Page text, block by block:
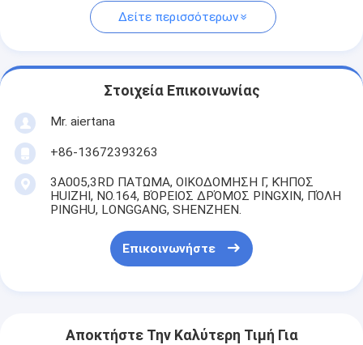
Δείτε περισσότερων
Στοιχεία Επικοινωνίας
Mr. aiertana
+86-13672393263
3A005,3RD ΠΑΤΩΜΑ, ΟΙΚΟΔΟΜΗΣΗ Γ, ΚΉΠΟΣ
HUIZHI, NO.164, ΒΌΡΕΙΟΣ ΔΡΌΜΟΣ PINGXIN, ΠΌΛΗ
PINGHU, LONGGANG, SHENZHEN.
Επικοινωνήστε
Αποκτήστε Την Καλύτερη Τιμή Για